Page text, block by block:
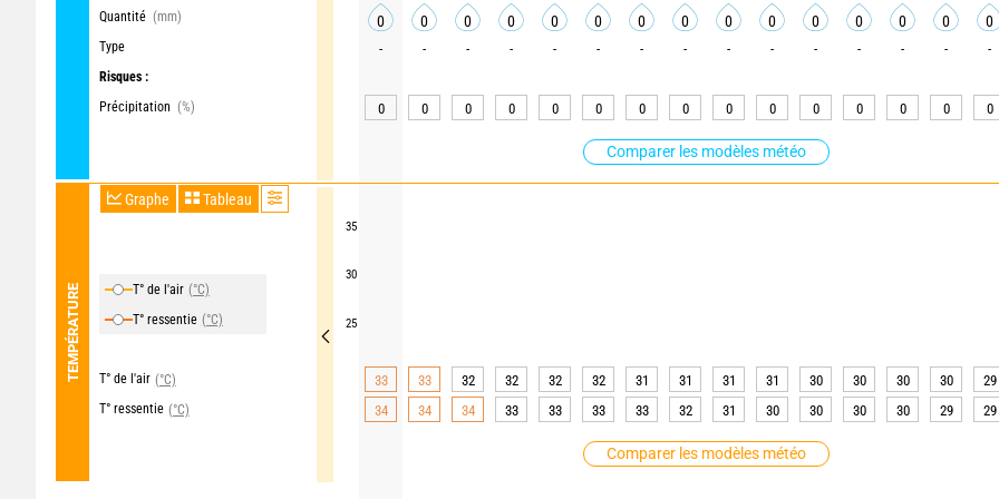
Quantité (mm)
Type
Risques :
Précipitation (%)
Comparer les modèles météo
TEMPÉRATURE
Graphe Tableau
T° de l'air (°C)
T° ressentie (°C)
T° de l'air (°C)
T° ressentie (°C)
Comparer les modèles météo
35
30
25
0 0 0 0 0 0 0 0 0 0 0 0 0 0 0
- - - - - - - - - - - - - - -
0 0 0 0 0 0 0 0 0 0 0 0 0 0 0
33 33 32 32 32 32 31 31 31 31 30 30 30 30 29
34
34 34 33 33 33 33 32 31 30 30 30 30 29 29